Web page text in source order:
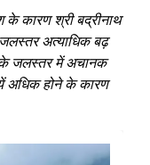
के कारण श्री बद्रीनाथ
अत्याधिक बढ़
के जलस्तर में अचानक
अधिक होने के कारण